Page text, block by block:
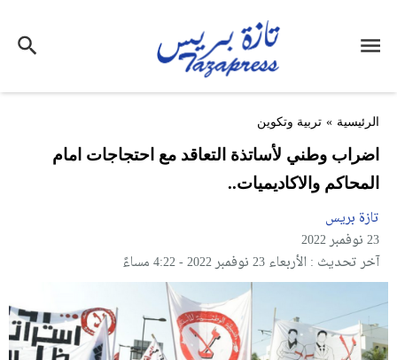
الرئيسية » تربية وتكوين
اضراب وطني لأساتذة التعاقد مع احتجاجات امام
المحاكم والاكاديميات..
تازة بريس
23 نوفمبر 2022
آخر تحديث : الأربعاء 23 نوفمبر 2022 - 4:22 مساءً